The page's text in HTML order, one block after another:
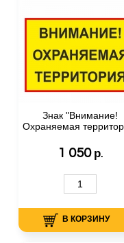
Знак "Внимание!
Охраняемая
1 050 р.
В КОРЗИНУ